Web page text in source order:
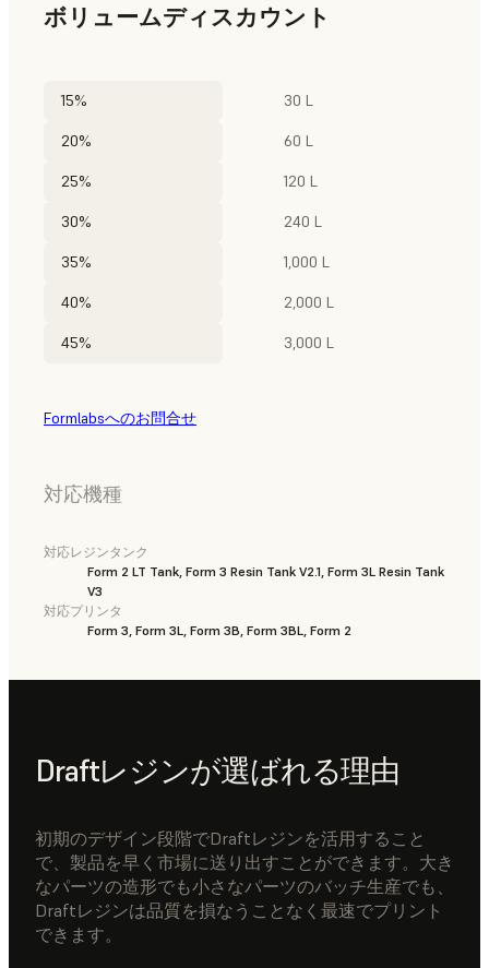
ボリュームディスカウント
15% 30 L
20% 60 L
25% 120 L
30% 240 L
35% 1,000 L
40% 2,000 L
45% 3,000 L
Formlabsへのお問合せ
対応機種
対応レジンタンク
Form 2 LT Tank, Form 3 Resin Tank V2.1, Form 3L Resin Tank
V3
対応プリンタ
Form 3, Form 3L, Form 3B, Form 3BL, Form 2
Draftレジンが選ばれる理由
初期のデザイン段階でDraftレジンを活用すること
で、製品を早く市場に送り出すことができます。大き
なパーツの造形でも小さなパーツのバッチ生産でも、
Draftレジンは品質を損なうことなく最速でプリント
できます。